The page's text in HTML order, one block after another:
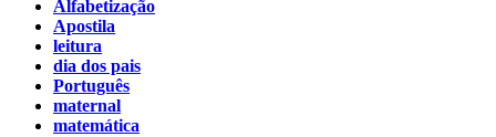
Alfabetização
Apostila
leitura
dia dos pais
Português
maternal
matemática